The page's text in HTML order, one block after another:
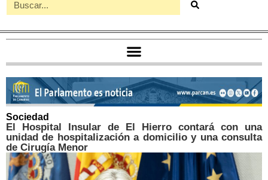
Sociedad
El Hospital Insular de El Hierro contará con una
unidad de hospitalización a domicilio y una consulta
de Cirugía Menor